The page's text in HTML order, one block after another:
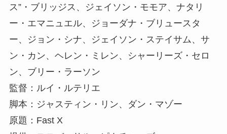
ス”・ブリッジス、ジェイソン・モモア、ナタリ
ー・エマニュエル、ジョーダナ・ブリュースタ
ー、ジョン・シナ、ジェイソン・ステイサム、サ
ン・カン、ヘレン・ミレン、シャーリーズ・セロ
ン、ブリー・ラーソン
監督：ルイ・ルテリエ
脚本：ジャスティン・リン、ダン・マゾー
原題：Fast X